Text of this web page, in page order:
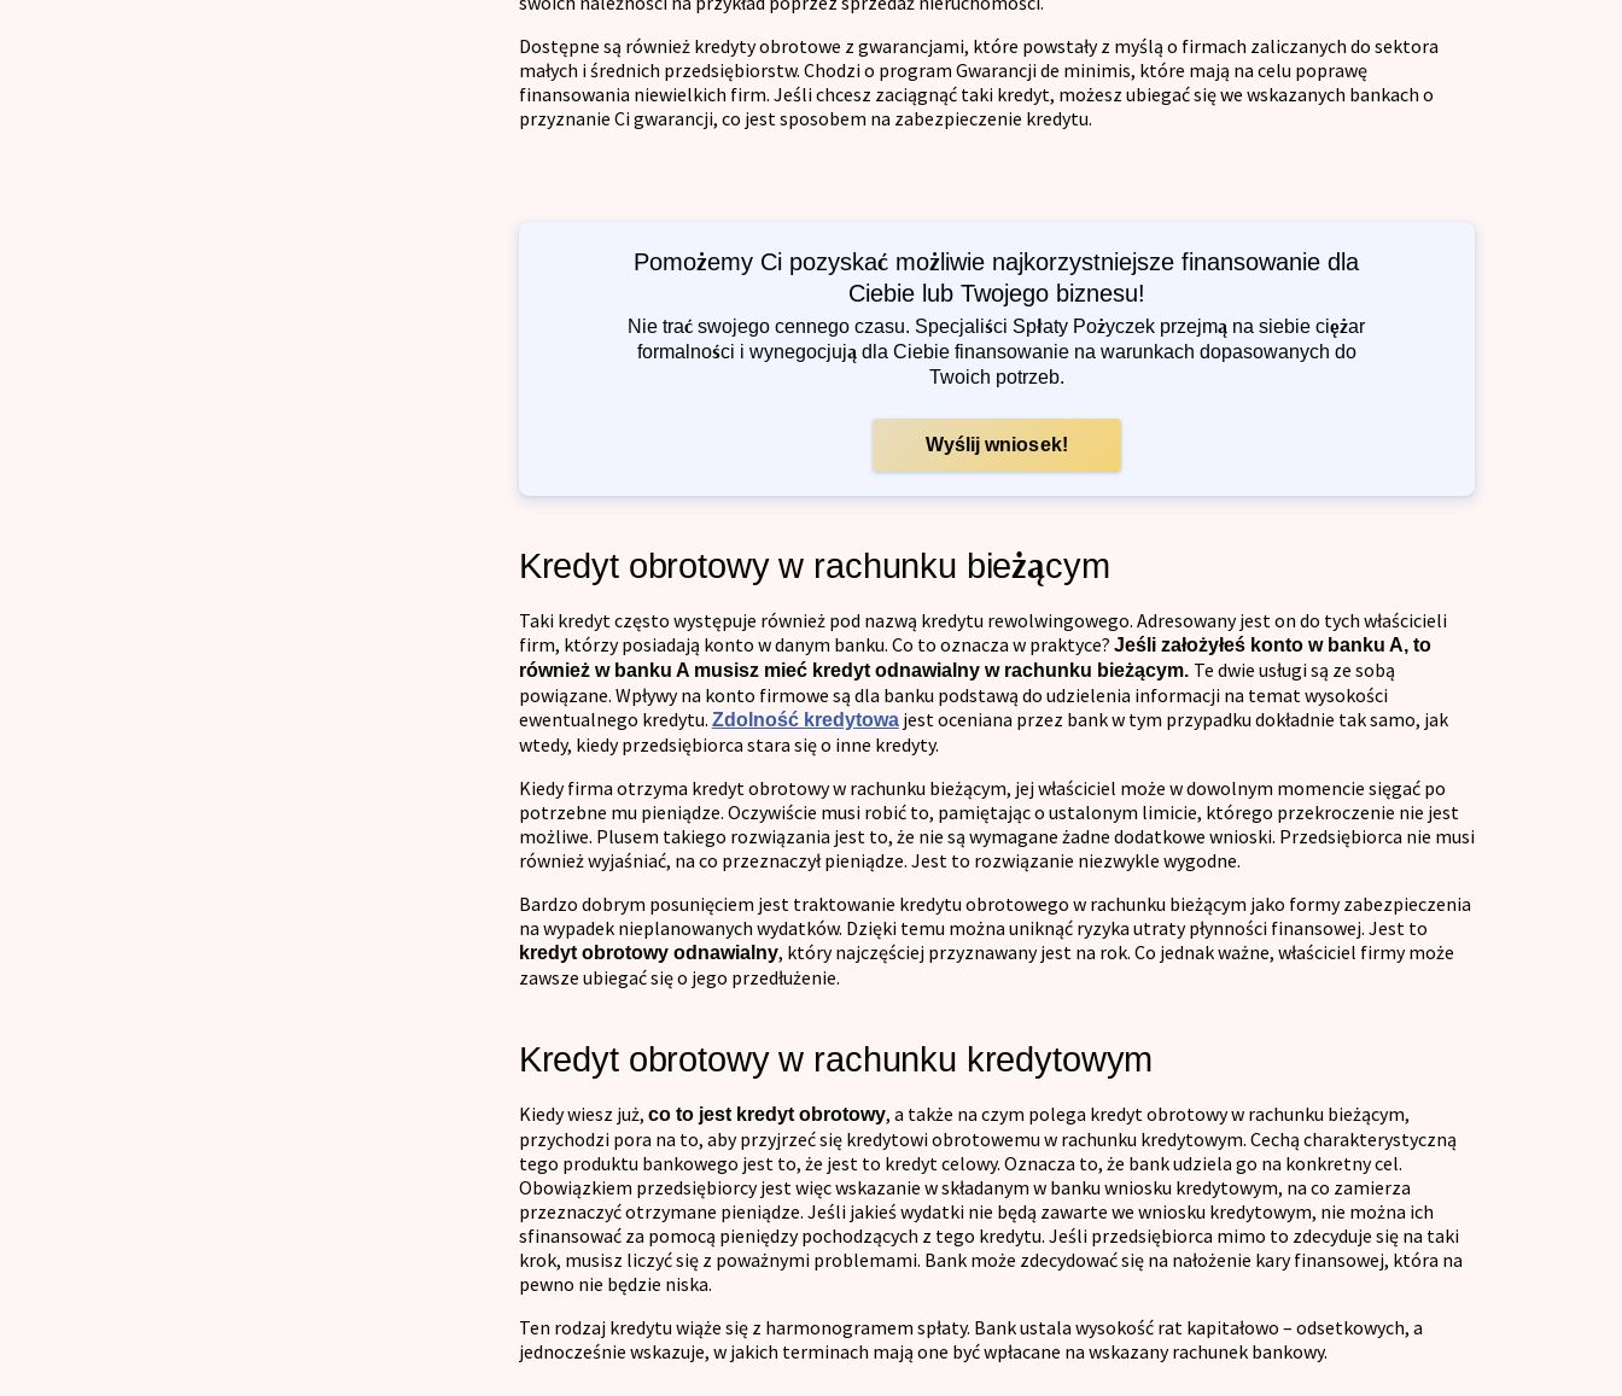
Dostępne są również kredyty obrotowe z gwarancjami, które powstały z myślą o firmach zaliczanych do sektora
małych i średnich przedsiębiorstw. Chodzi o program Gwarancji de minimis, które mają na celu poprawę
finansowania niewielkich firm. Jeśli chcesz zaciągnąć taki kredyt, możesz ubiegać się we wskazanych bankach o
przyznanie Ci gwarancji, co jest sposobem na zabezpieczenie kredytu.
Pomożemy Ci pozyskać możliwie najkorzystniejsze finansowanie dla
Ciebie lub Twojego biznesu!
Nie trać swojego cennego czasu. Specjaliści Spłaty Pożyczek przejmą na siebie ciężar
formalności i wynegocjują dla Ciebie finansowanie na warunkach dopasowanych do
Twoich potrzeb.
Wyślij wniosek!
Kredyt obrotowy w rachunku bieżącym
Taki kredyt często występuje również pod nazwą kredytu rewolwingowego. Adresowany jest on do tych właścicieli
firm, którzy posiadają konto w danym banku. Co to oznacza w praktyce? Jeśli założyłeś konto w banku A, to
również w banku A musisz mieć kredyt odnawialny w rachunku bieżącym. Te dwie usługi są ze sobą
powiązane. Wpływy na konto firmowe są dla banku podstawą do udzielenia informacji na temat wysokości
ewentualnego kredytu. Zdolność kredytowajest oceniana przez bank w tym przypadku dokładnie tak samo, jak
wtedy, kiedy przedsiębiorca stara się o inne kredyty.
Kiedy firma otrzyma kredyt obrotowy w rachunku bieżącym, jej właściciel może w dowolnym momencie sięgać po
potrzebne mu pieniądze. Oczywiście musi robić to, pamiętając o ustalonym limicie, którego przekroczenie nie jest
możliwe. Plusem takiego rozwiązania jest to, że nie są wymagane żadne dodatkowe wnioski. Przedsiębiorca nie musi
również wyjaśniać, na co przeznaczył pieniądze. Jest to rozwiązanie niezwykle wygodne.
Bardzo dobrym posunięciem jest traktowanie kredytu obrotowego w rachunku bieżącym jako formy zabezpieczenia
na wypadek nieplanowanych wydatków. Dzięki temu można uniknąć ryzyka utraty płynności finansowej. Jest to
kredyt obrotowy odnawialny, który najczęściej przyznawany jest na rok. Co jednak ważne, właściciel firmy może
zawsze ubiegać się o jego przedłużenie.
Kredyt obrotowy w rachunku kredytowym
Kiedy wiesz już, co to jest kredyt obrotowy, a także na czym polega kredyt obrotowy w rachunku bieżącym,
przychodzi pora na to, aby przyjrzeć się kredytowi obrotowemu w rachunku kredytowym. Cechą charakterystyczną
tego produktu bankowego jest to, że jest to kredyt celowy. Oznacza to, że bank udziela go na konkretny cel.
Obowiązkiem przedsiębiorcy jest więc wskazanie w składanym w banku wniosku kredytowym, na co zamierza
przeznaczyć otrzymane pieniądze. Jeśli jakieś wydatki nie będą zawarte we wniosku kredytowym, nie można ich
sfinansować za pomocą pieniędzy pochodzących z tego kredytu. Jeśli przedsiębiorca mimo to zdecyduje się na taki
krok, musisz liczyć się z poważnymi problemami. Bank może zdecydować się na nałożenie kary finansowej, która na
pewno nie będzie niska.
Ten rodzaj kredytu wiąże się z harmonogramem spłaty. Bank ustala wysokość rat kapitałowo – odsetkowych, a
jednocześnie wskazuje, w jakich terminach mają one być wpłacane na wskazany rachunek bankowy.